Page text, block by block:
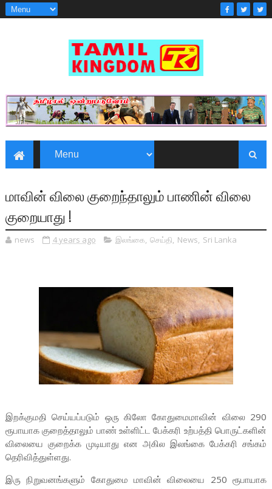
மாவின் விலை குறைந்தாலும் பாணின் விலை
குறையாது !
news 4 years ago இலங்கை, செய்தி, News, Sri Lanka
இறக்குமதி செய்யப்படும் ஒரு கிலோ கோதுமைமாவின் விலை 290
ரூபாயாக குறைத்தாலும் பாண் உள்ளிட்ட பேக்கரி உற்பத்தி பொருட்களின்
விலையை குறைக்க முடியாது என அகில இலங்கை பேக்கரி சங்கம்
தெரிவித்துள்ளது.
இரு நிறுவனங்களும் கோதுமை மாவின் விலையை 250 ரூபாயாக